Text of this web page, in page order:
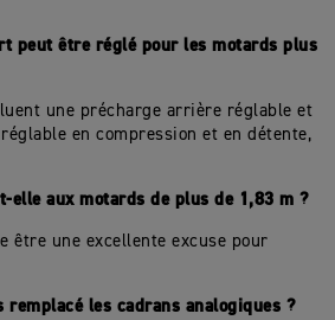
peut être réglé pour les motards plus
une précharge arrière réglable et
en compression et en détente,
elle aux motards de plus de 1,83 m ?
être une excellente excuse pour
remplacé les cadrans analogiques ?